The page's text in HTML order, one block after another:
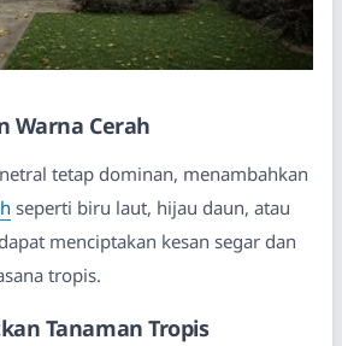
Warna Cerah
tetap dominan, menambahkan
seperti biru laut, hijau daun, atau
menciptakan kesan segar dan
tropis.
Tanaman Tropis